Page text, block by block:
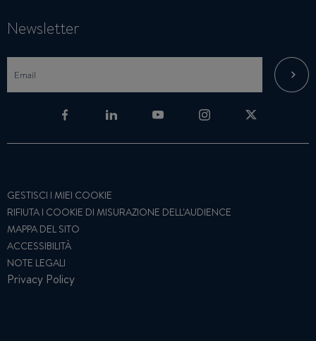
Newsletter
GESTISCI I MIEI COOKIE
RIFIUTA I COOKIE DI MISURAZIONE DELL'AUDIENCE
MAPPA DEL SITO
ACCESSIBILITÀ
NOTE LEGALI
Privacy Policy